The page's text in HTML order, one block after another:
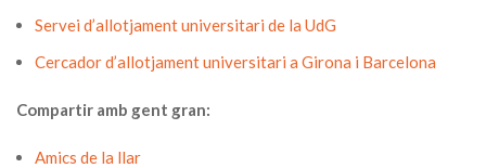
Servei d’allotjament universitari de la UdG
Cercador d’allotjament universitari a Girona i Barcelona
Compartir amb gent gran:
Amics de la llar